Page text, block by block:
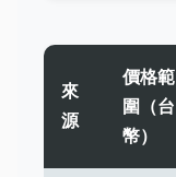
來
源
價格範
圍（台
幣）